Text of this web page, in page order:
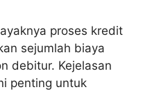
proses kredit
sejumlah biaya
debitur. Kejelasan
penting untuk